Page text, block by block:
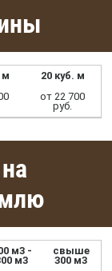
м
20 куб. м
от 22 700
руб.
м3 -
м3
свыше
300 м3